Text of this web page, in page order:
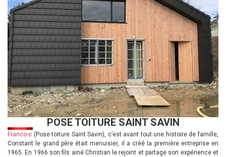
POSE TOITURE SAINT SAVIN
Franco-c (Pose toiture Saint Savin), c’est avant tout une histoire de famille,
Constant le grand père était menuisier, il a créé la première entreprise en
1965. En 1966 son fils ainé Christian le rejoint et partage son expérience et